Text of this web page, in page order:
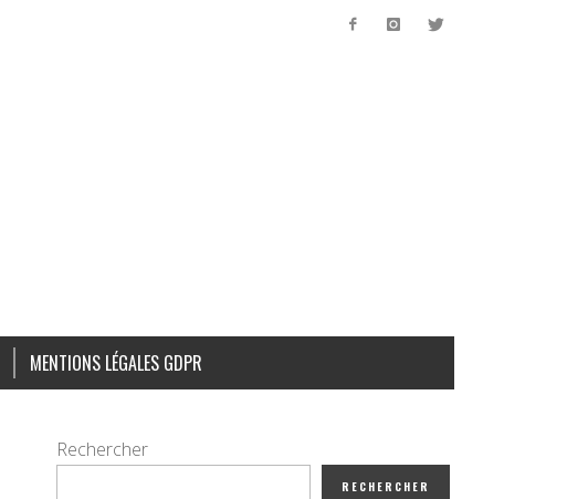
MENTIONS LÉGALES GDPR
Rechercher
RECHERCHER